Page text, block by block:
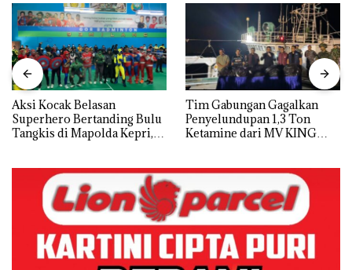
Aksi Kocak Belasan
Superhero Bertanding Bulu
Tangkis di Mapolda Kepri,
Tim Gabungan Gagalkan
Penyelundupan 1,3 Ton
Ketamine dari MV KING